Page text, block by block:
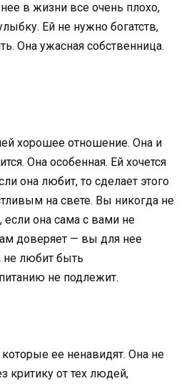
в жизни все очень плохо,
Ей не нужно богатств,
Она ужасная собственница.
хорошее отношение. Она и
Она особенная. Ей хочется
она любит, то сделает этого
на свете. Вы никогда не
если она сама с вами не
доверяет — вы для нее
не любит быть
не подлежит.
ее ненавидят. Она не
критику от тех людей,